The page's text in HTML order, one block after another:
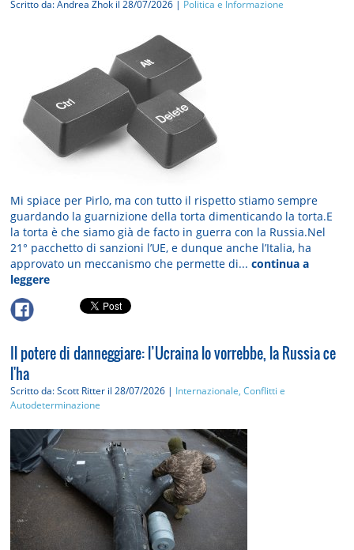
Scritto da: Andrea Zhok il 28/07/2026 | Politica e Informazione
Mi spiace per Pirlo, ma con tutto il rispetto stiamo sempre
guardando la guarnizione della torta dimenticando la torta.E
la torta è che siamo già de facto in guerra con la Russia.Nel
21° pacchetto di sanzioni l’UE, e dunque anche l’Italia, ha
approvato un meccanismo che permette di...continua a
leggere
Il potere di danneggiare: l’Ucraina lo vorrebbe, la Russia ce
l'ha
Scritto da: Scott Ritter il 28/07/2026 | Internazionale, Conflitti e
Autodeterminazione